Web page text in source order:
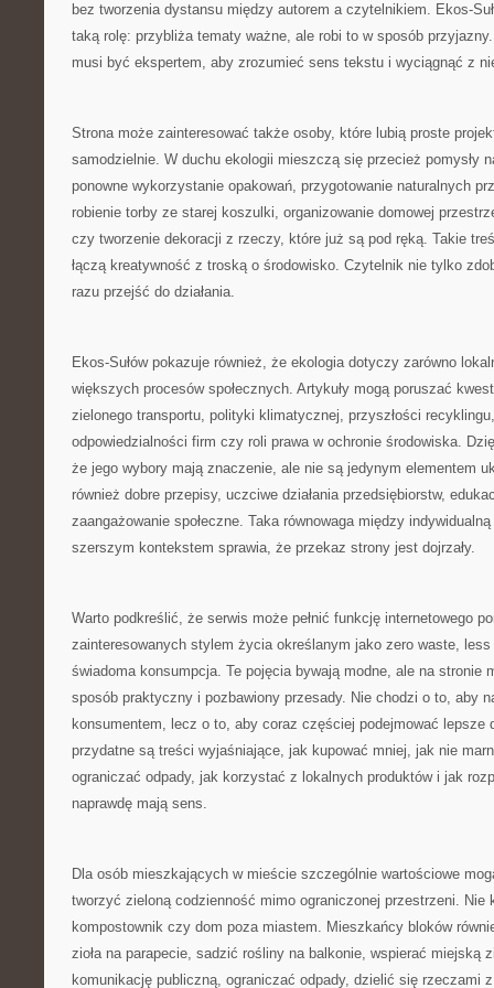
bez tworzenia dystansu między autorem a czytelnikiem. Ekos-
taką rolę: przybliża tematy ważne, ale robi to w sposób
musi być ekspertem, aby zrozumieć sens tekstu i wyciągnąć z
Strona może zainteresować także osoby, które lubią proste
samodzielnie. W duchu ekologii mieszczą się przecież pomysły
ponowne wykorzystanie opakowań, przygotowanie naturalnych
robienie torby ze starej koszulki, organizowanie domowej
czy tworzenie dekoracji z rzeczy, które już są pod ręką. Takie
łączą kreatywność z troską o środowisko. Czytelnik nie tylko
razu przejść do działania.
Ekos-Sułów pokazuje również, że ekologia dotyczy zarówno
większych procesów społecznych. Artykuły mogą poruszać
zielonego transportu, polityki klimatycznej, przyszłości
odpowiedzialności firm czy roli prawa w ochronie środowiska.
że jego wybory mają znaczenie, ale nie są jedynym elementem
również dobre przepisy, uczciwe działania przedsiębiorstw,
zaangażowanie społeczne. Taka równowaga między
szerszym kontekstem sprawia, że przekaz strony jest dojrzały.
Warto podkreślić, że serwis może pełnić funkcję internetowego
zainteresowanych stylem życia określanym jako zero waste,
świadoma konsumpcja. Te pojęcia bywają modne, ale na stronie
sposób praktyczny i pozbawiony przesady. Nie chodzi o to, aby
konsumentem, lecz o to, aby coraz częściej podejmować lepsze
przydatne są treści wyjaśniające, jak kupować mniej, jak nie
ograniczać odpady, jak korzystać z lokalnych produktów i jak
naprawdę mają sens.
Dla osób mieszkających w mieście szczególnie wartościowe
tworzyć zieloną codzienność mimo ograniczonej przestrzeni. Nie
kompostownik czy dom poza miastem. Mieszkańcy bloków
zioła na parapecie, sadzić rośliny na balkonie, wspierać miejską
komunikację publiczną, ograniczać odpady, dzielić się rzeczami